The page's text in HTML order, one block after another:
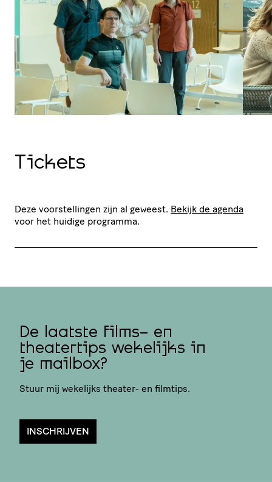
Tickets
Deze voorstellingen zijn al geweest. Bekijk de agenda
voor het huidige programma.
De laatste films- en
theatertips wekelijks in
je mailbox?
Stuur mij wekelijks theater- en filmtips.
INSCHRIJVEN